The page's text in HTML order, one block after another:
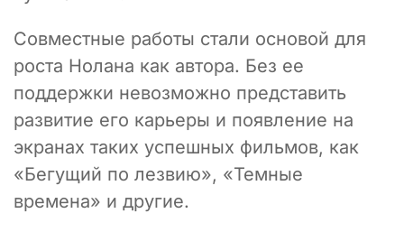
Совместные работы стали основой для
роста Нолана как автора. Без ее
поддержки невозможно представить
развитие его карьеры и появление на
экранах таких успешных фильмов, как
«Бегущий по лезвию», «Темные
времена» и другие.